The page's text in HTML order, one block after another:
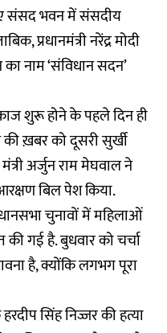
संसद भवन में संसदीय
प्रधानमंत्री नरेंद्र मोदी
नाम ‘संविधान सदन’
शुरू होने के पहले दिन ही
ख़बर को दूसरी सुर्खी
अर्जुन राम मेघवाल ने
बिल पेश किया.
चुनावों में महिलाओं
गई है. बुधवार को चर्चा
है, क्योंकि लगभग पूरा
सिंह निज्जर की हत्या